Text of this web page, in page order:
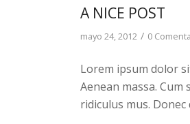
A NICE POST
mayo 24, 2012 / 0
Lorem ipsum dolor
Aenean massa.
ridiculus mus.